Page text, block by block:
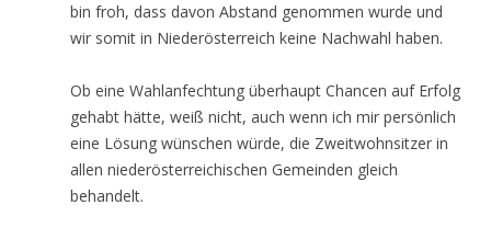
bin froh, dass davon Abstand genommen wurde und
wir somit in Niederösterreich keine Nachwahl haben.
Ob eine Wahlanfechtung überhaupt Chancen auf Erfolg
gehabt hätte, weiß nicht, auch wenn ich mir persönlich
eine Lösung wünschen würde, die Zweitwohnsitzer in
allen niederösterreichischen Gemeinden gleich
behandelt.